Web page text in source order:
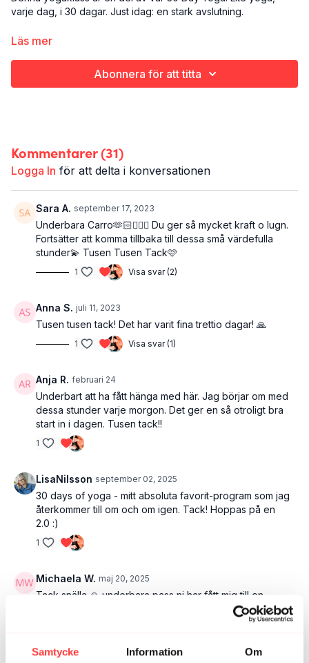
Samtycke Information Om
varje dag, i 30 dagar. Just idag: en stark avslutning.
Det här är dag 30:
Läs mer
Abonnera för att titta
Kommentarer (31)
Logga In för att delta i konversationen
Sara A. september 17, 2023
Underbara Carro🫶🏻🧘🏻‍♀️ Du ger så mycket kraft o lugn.
Fortsätter att komma tillbaka till dessa små värdefulla
stunder💫 Tusen Tusen Tack🩷
1 Visa svar (2)
Anna S. juli 11, 2023
Tusen tusen tack! Det har varit fina trettio dagar! 🙏
1 Visa svar (1)
Anja R. februari 24
Underbart att ha fått hänga med här. Jag börjar om med
dessa stunder varje morgon. Det ger en så otroligt bra
start in i dagen. Tusen tack!!
1
LisaNilsson september 02, 2025
30 days of yoga - mitt absoluta favorit-program som jag
återkommer till om och om igen. Tack! Hoppas på en
2.0 :)
1
Michaela W. maj 20, 2025
Tack snälla 🙏 underbara pass ni har fått mig till en
bättre, tryggare och rörligare plats i livet. ❤️